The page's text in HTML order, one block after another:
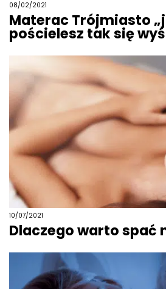
08/02/2021
Materac Trójmiasto
pościelesz tak się
10/07/2021
Dlaczego warto spać